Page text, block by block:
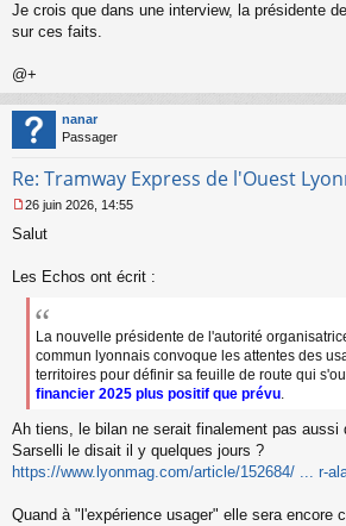
Je crois que dans une interview, la présidente
sur ces faits.
@+
nanar
Passager
Re: Tramway Express de l'Ouest
e
s
u
26 juin 2026, 14:55
Salut
Les Echos ont écrit :
La nouvelle présidente de l'autorité
commun lyonnais convoque les attentes des
territoires pour définir sa feuille de route qui
financier 2025 plus positif que prévu.
Ah tiens, le bilan ne serait finalement pas aussi
Sarselli le disait il y quelques jours ?
https://www.lyonmag.com/article/152684/ ... r-
Quand à "l'expérience usager" elle sera encore